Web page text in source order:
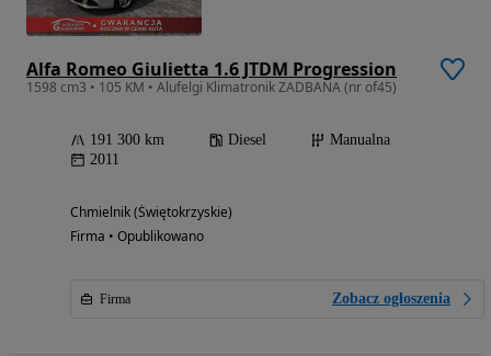
Alfa Romeo Giulietta 1.6 JTDM Progression
1598 cm3 • 105 KM • Alufelgi Klimatronik ZADBANA (nr of45)
191 300 km Diesel
Manualna
2011
Chmielnik (Świętokrzyskie)
Firma • Opublikowano
Firma Zobacz ogłoszenia